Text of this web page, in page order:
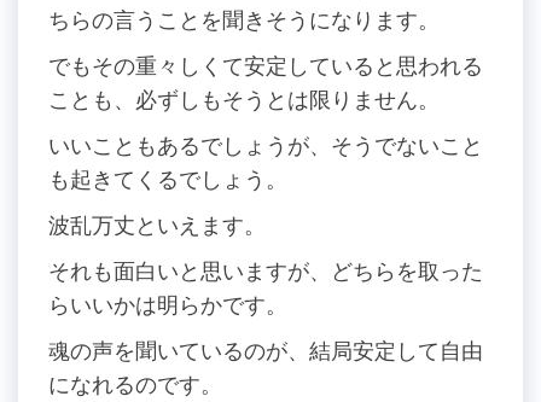
ちらの言うことを聞きそうになります。
でもその重々しくて安定していると思われる
ことも、必ずしもそうとは限りません。
いいこともあるでしょうが、そうでないこと
も起きてくるでしょう。
波乱万丈といえます。
それも面白いと思いますが、どちらを取った
らいいかは明らかです。
魂の声を聞いているのが、結局安定して自由
になれるのです。